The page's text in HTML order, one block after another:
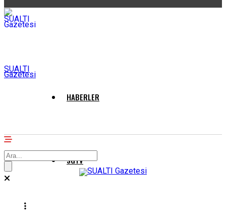
SUALTI
Gazetesi
HABERLER
SGTV